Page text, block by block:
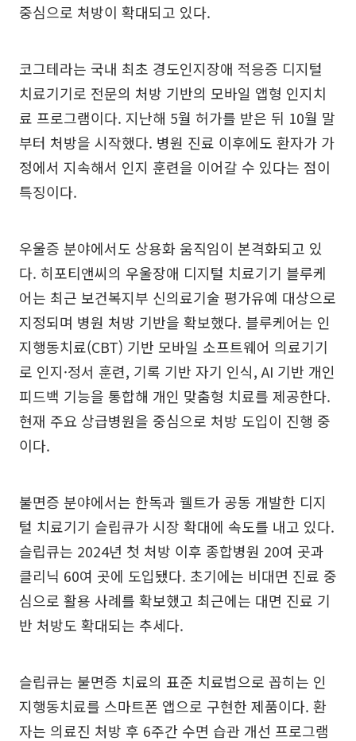
중심으로 처방이 확대되고 있다.
코그테라는 국내 최초 경도인지장애 적응증 디지털
치료기기로 전문의 처방 기반의 모바일 앱형 인지치
료 프로그램이다. 지난해 5월 허가를 받은 뒤 10월 말
부터 처방을 시작했다. 병원 진료 이후에도 환자가 가
정에서 지속해서 인지 훈련을 이어갈 수 있다는 점이
특징이다.
우울증 분야에서도 상용화 움직임이 본격화되고 있
다. 히포티앤씨의 우울장애 디지털 치료기기 블루케
어는 최근 보건복지부 신의료기술 평가유예 대상으로
지정되며 병원 처방 기반을 확보했다. 블루케어는 인
지행동치료(CBT) 기반 모바일 소프트웨어 의료기기
로 인지·정서 훈련, 기록 기반 자기 인식, AI 기반 개인
피드백 기능을 통합해 개인 맞춤형 치료를 제공한다.
현재 주요 상급병원을 중심으로 처방 도입이 진행 중
이다.
불면증 분야에서는 한독과 웰트가 공동 개발한 디지
털 치료기기 슬립큐가 시장 확대에 속도를 내고 있다.
슬립큐는 2024년 첫 처방 이후 종합병원 20여 곳과
클리닉 60여 곳에 도입됐다. 초기에는 비대면 진료 중
심으로 활용 사례를 확보했고 최근에는 대면 진료 기
반 처방도 확대되는 추세다.
슬립큐는 불면증 치료의 표준 치료법으로 꼽히는 인
지행동치료를 스마트폰 앱으로 구현한 제품이다. 환
자는 의료진 처방 후 6주간 수면 습관 개선 프로그램